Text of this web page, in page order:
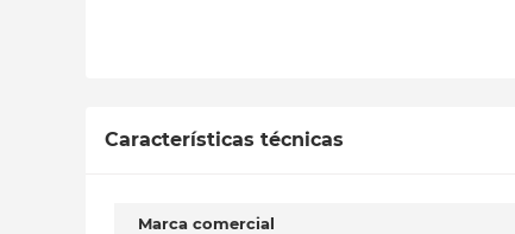
Características técnicas
Marca comercial